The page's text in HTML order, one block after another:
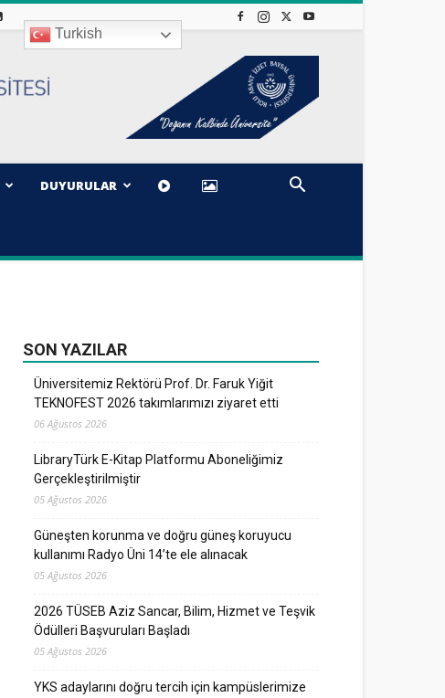
Turkish
DUYURULAR
SON YAZILAR
Üniversitemiz Rektörü Prof. Dr. Faruk Yiğit
TEKNOFEST 2026 takımlarımızı ziyaret etti
06 Ağustos 2026
LibraryTürk E-Kitap Platformu Aboneliğimiz
Gerçekleştirilmiştir
05 Ağustos 2026
Güneşten korunma ve doğru güneş koruyucu
kullanımı Radyo Üni 14’te ele alınacak
05 Ağustos 2026
2026 TÜSEB Aziz Sancar, Bilim, Hizmet ve Teşvik
Ödülleri Başvuruları Başladı
05 Ağustos 2026
YKS adaylarını doğru tercih için kampüslerimize